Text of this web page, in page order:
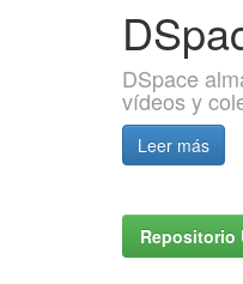
DSpace
vídeos y
Leer más
Repositorio